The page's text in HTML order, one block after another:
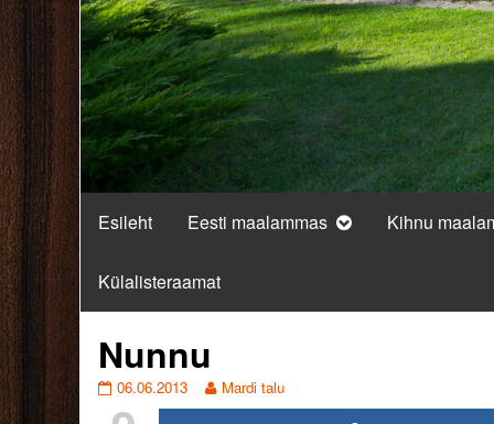
Esileht Eesti maalammas Kihnu
Külalisteraamat
Nunnu
Nunnu
published
06.06.2013
Read
more
Mardi talu